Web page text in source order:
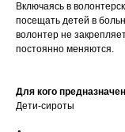
Включаясь в
посещать детей в
волонтер не
постоянно меняются.
Для кого
Дети-сироты